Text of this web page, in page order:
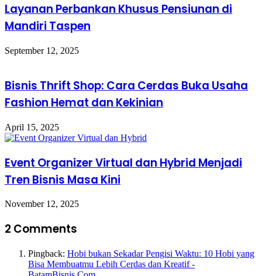
Layanan Perbankan Khusus Pensiunan di
Mandiri Taspen
September 12, 2025
Bisnis Thrift Shop: Cara Cerdas Buka Usaha
Fashion Hemat dan Kekinian
April 15, 2025
Event Organizer Virtual dan Hybrid Menjadi
Tren Bisnis Masa Kini
November 12, 2025
2 Comments
Pingback: Hobi bukan Sekadar Pengisi Waktu: 10 Hobi yang
Bisa Membuatmu Lebih Cerdas dan Kreatif -